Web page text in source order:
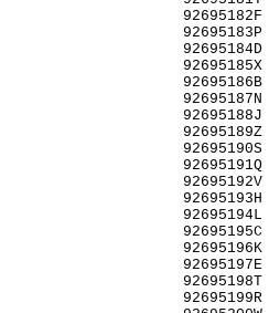
92695182F
92695183P
92695184D
92695185X
92695186B
92695187N
92695188J
92695189Z
92695190S
92695191Q
92695192V
92695193H
92695194L
92695195C
92695196K
92695197E
92695198T
92695199R